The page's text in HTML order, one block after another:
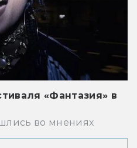
«Фантазия» в
во мнениях